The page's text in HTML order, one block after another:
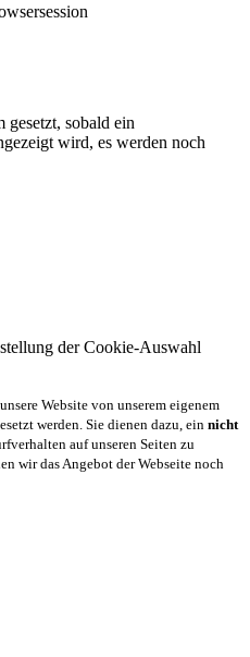
gesetzt, sobald ein
wird, es werden noch
der Cookie-Auswahl
Website von unserem eigenem
werden. Sie dienen dazu, ein nicht
auf unseren Seiten zu
wir das Angebot der Webseite noch